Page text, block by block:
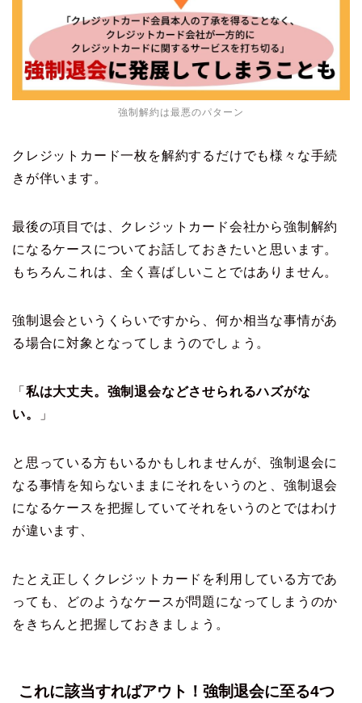
強制解約は最悪のパターン
クレジットカード一枚を解約するだけでも様々な手続
きが伴います。
最後の項目では、クレジットカード会社から強制解約
になるケースについてお話しておきたいと思います。
もちろんこれは、全く喜ばしいことではありません。
強制退会というくらいですから、何か相当な事情があ
る場合に対象となってしまうのでしょう。
「 私は大丈夫。強制退会などさせられるハズがな
い。
」
と思っている方もいるかもしれませんが、強制退会に
なる事情を知らないままにそれをいうのと、強制退会
になるケースを把握していてそれをいうのとではわけ
が違います、
たとえ正しくクレジットカードを利用している方であ
っても、どのようなケースが問題になってしまうのか
をきちんと把握しておきましょう。
これに該当すればアウト！強制退会に至る4つ